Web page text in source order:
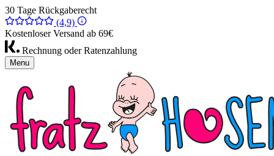
30 Tage Rückgaberecht
(4,9)
Kostenloser Versand ab 69€
Rechnung oder Ratenzahlung
Menu